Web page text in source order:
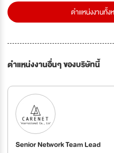
ตำแหน่งงานทั้
ตำแหน่งงานอื่นๆ ของบริษัทนี้
Senior Network Team Lead